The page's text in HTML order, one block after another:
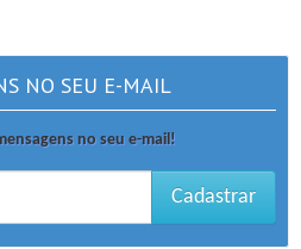
NO SEU E-MAIL
no seu e-mail!
Cadastrar